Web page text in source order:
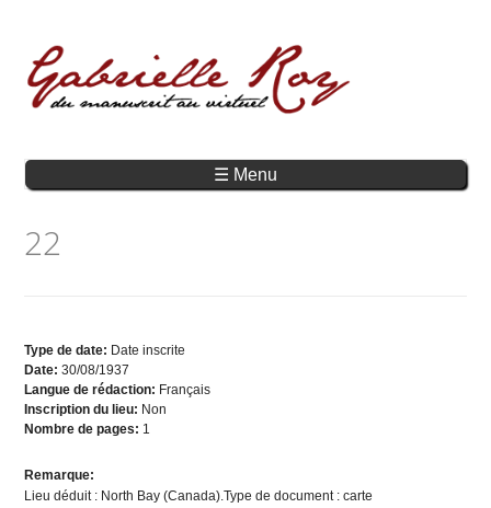
☰ Menu
22
Type de date: Date inscrite
Date:30/08/1937
Langue de rédaction: Français
Inscription du lieu: Non
Nombre de pages: 1
Remarque:
Lieu déduit : North Bay (Canada).Type de document : carte